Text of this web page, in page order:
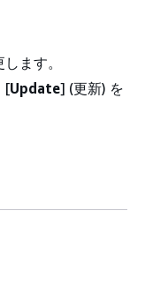
ます。
[Update] (更新) を